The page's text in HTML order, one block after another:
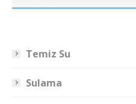
Temiz Su
Sulama